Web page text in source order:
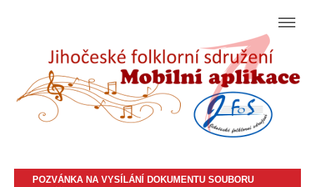
POZVÁNKA NA VYSÍLÁNÍ DOKUMENTU SOUBORU